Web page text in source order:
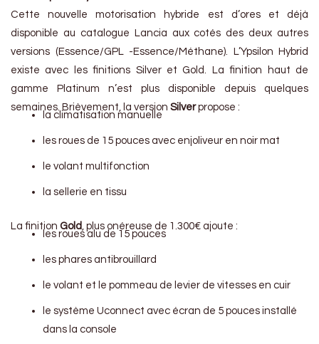
Cette nouvelle motorisation hybride est d’ores et déjà
disponible au catalogue Lancia aux cotés des deux autres
versions (Essence/GPL -Essence/Méthane). L’Ypsilon Hybrid
existe avec les finitions Silver et Gold. La finition haut de
gamme Platinum n’est plus disponible depuis quelques
semaines. Brièvement, la version Silverpropose :
la climatisation manuelle
les roues de 15 pouces avec enjoliveur en noir mat
le volant multifonction
la sellerie en tissu
La finition Gold, plus onéreuse de 1.300€ ajoute :
les roues alu de 15 pouces
les phares antibrouillard
le volant et le pommeau de levier de vitesses en cuir
le système Uconnect avec écran de 5 pouces installé
dans la console